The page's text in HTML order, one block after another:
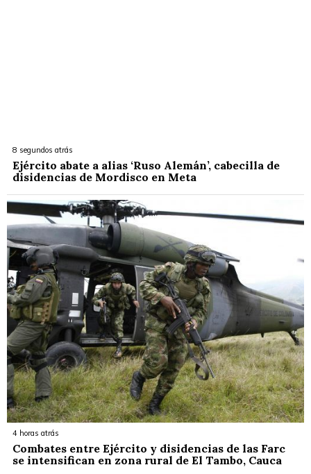
8 segundos atrás
Ejército abate a alias ‘Ruso Alemán’, cabecilla de
disidencias de Mordisco en Meta
4 horas atrás
Combates entre Ejército y disidencias de las Farc
se intensifican en zona rural de El Tambo, Cauca